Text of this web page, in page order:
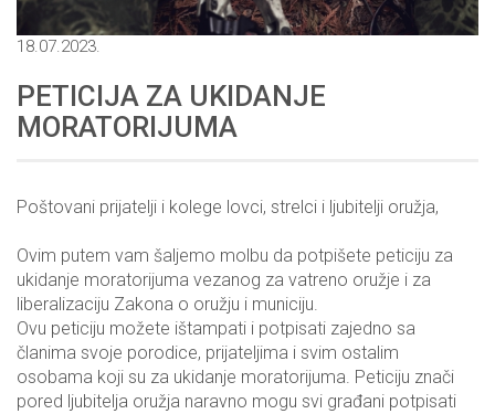
18.07.2023.
PETICIJA ZA UKIDANJE
MORATORIJUMA
Poštovani prijatelji i kolege lovci, strelci i ljubitelji oružja,
Ovim putem vam šaljemo molbu da potpišete peticiju za
ukidanje moratorijuma vezanog za vatreno oružje i za
liberalizaciju Zakona o oružju i municiju.
Ovu peticiju možete ištampati i potpisati zajedno sa
članima svoje porodice, prijateljima i svim ostalim
osobama koji su za ukidanje moratorijuma. Peticiju znači
pored ljubitelja oružja naravno mogu svi građani potpisati